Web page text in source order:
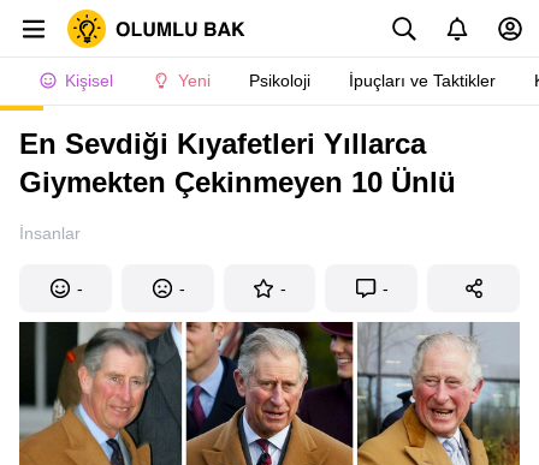
Kişisel Yeni Psikoloji İpuçları ve Taktikler
En Sevdiği Kıyafetleri Yıllarca
Giymekten Çekinmeyen 10 Ünlü
İnsanlar
- - - -